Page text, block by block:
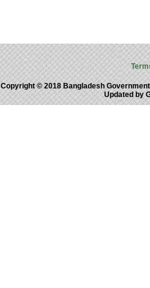
Copyright © 2018 Bangladesh
Updated by